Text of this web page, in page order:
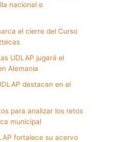
nacional e
el cierre del Curso
UDLAP jugará el
Alemania
destacan en el
para analizar los retos
municipal
fortalece su acervo